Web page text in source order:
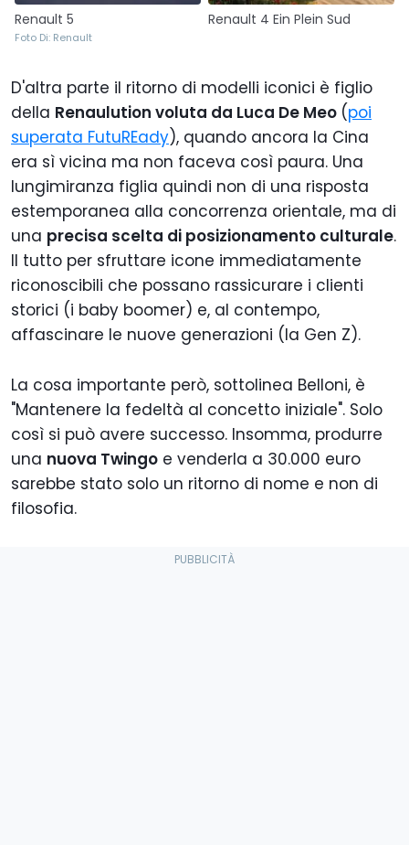
Renault 5
Foto Di: Renault
Renault 4 Ein Plein Sud
D'altra parte il ritorno di modelli iconici è figlio
della Renaulution voluta da Luca De Meo (poi
superata FutuREady), quando ancora la Cina
era sì vicina ma non faceva così paura. Una
lungimiranza figlia quindi non di una risposta
estemporanea alla concorrenza orientale, ma di
una precisa scelta di posizionamento culturale.
Il tutto per sfruttare icone immediatamente
riconoscibili che possano rassicurare i clienti
storici (i baby boomer) e, al contempo,
affascinare le nuove generazioni (la Gen Z).
La cosa importante però, sottolinea Belloni, è
"Mantenere la fedeltà al concetto iniziale". Solo
così si può avere successo. Insomma, produrre
una nuova Twingo e venderla a 30.000 euro
sarebbe stato solo un ritorno di nome e non di
filosofia.